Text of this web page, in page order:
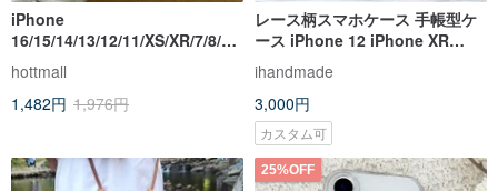
iPhone
16/15/14/13/12/11/XS/XR/7/8/SE
2/SE3 レインボー恐竜透明電話
ケース
hottmall
1,482円 1,976円
レース柄スマホケース 手帳型ケ
ース iPhone 12 iPhone XR
iPhone 11 Xperia 10 IV Galaxy
S23 Android
ihandmade
3,000円
カスタム可
25%OFF